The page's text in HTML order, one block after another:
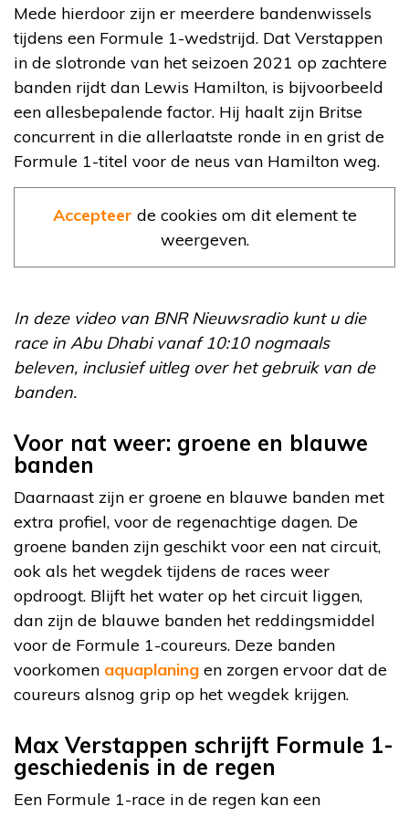
Mede hierdoor zijn er meerdere bandenwissels
tijdens een Formule 1-wedstrijd. Dat Verstappen
in de slotronde van het seizoen 2021 op zachtere
banden rijdt dan Lewis Hamilton, is bijvoorbeeld
een allesbepalende factor. Hij haalt zijn Britse
concurrent in die allerlaatste ronde in en grist de
Formule 1-titel voor de neus van Hamilton weg.
Accepteer de cookies om dit element te
weergeven.
In deze video van BNR Nieuwsradio kunt u die
race in Abu Dhabi vanaf 10:10 nogmaals
beleven, inclusief uitleg over het gebruik van de
banden.
Voor nat weer: groene en blauwe
banden
Daarnaast zijn er groene en blauwe banden met
extra profiel, voor de regenachtige dagen. De
groene banden zijn geschikt voor een nat circuit,
ook als het wegdek tijdens de races weer
opdroogt. Blijft het water op het circuit liggen,
dan zijn de blauwe banden het reddingsmiddel
voor de Formule 1-coureurs. Deze banden
voorkomen aquaplaning en zorgen ervoor dat de
coureurs alsnog grip op het wegdek krijgen.
Max Verstappen schrijft Formule 1-
geschiedenis in de regen
Een Formule 1-race in de regen kan een